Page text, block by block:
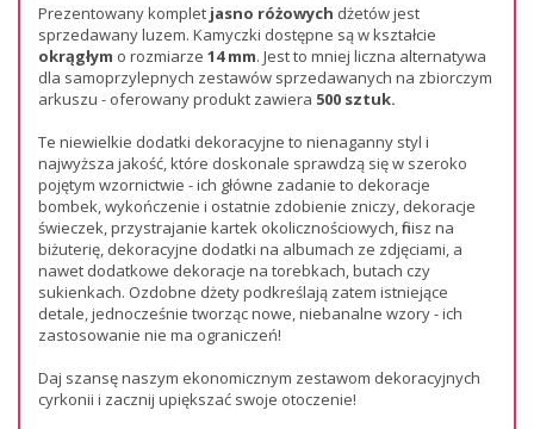
Prezentowany komplet jasno różowych dżetów jest
sprzedawany luzem. Kamyczki dostępne są w kształcie
okrągłym o rozmiarze 14 mm. Jest to mniej liczna alternatywa
dla samoprzylepnych zestawów sprzedawanych na zbiorczym
arkuszu - oferowany produkt zawiera 500 sztuk.
Te niewielkie dodatki dekoracyjne to nienaganny styl i
najwyższa jakość, które doskonale sprawdzą się w szeroko
pojętym wzornictwie - ich główne zadanie to dekoracje
bombek, wykończenie i ostatnie zdobienie zniczy, dekoracje
świeczek, przystrajanie kartek okolicznościowych, finisz na
biżuterię, dekoracyjne dodatki na albumach ze zdjęciami, a
nawet dodatkowe dekoracje na torebkach, butach czy
sukienkach. Ozdobne dżety podkreślają zatem istniejące
detale, jednocześnie tworząc nowe, niebanalne wzory - ich
zastosowanie nie ma ograniczeń!
Daj szansę naszym ekonomicznym zestawom dekoracyjnych
cyrkonii i zacznij upiększać swoje otoczenie!